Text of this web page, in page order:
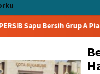
Sapu Bersih Grup A Piala